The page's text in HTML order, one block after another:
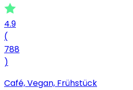
4.9
(
788
)
Café, Vegan, Frühstück